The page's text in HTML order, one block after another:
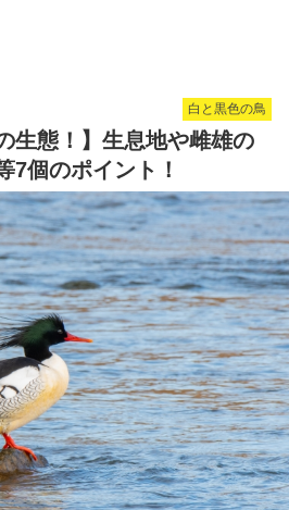
白と黒色の鳥
生態！】生息地や雌雄の
7個のポイント！